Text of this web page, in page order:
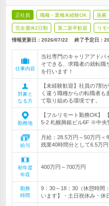
正社員 職種・業種未経験OK 急募
完全週休2日制 第二新卒歓迎 リモ
情報更新日：2026/07/22 終了予定日：
仕事内容
当社専門のキャリアアドバ
そできる、求職者の就転職
を行います！
対象と
なる方
【未経験歓迎】社員の7割
く違う職種からの転職者も
て取り組める環境です。
勤務地
【フルリモート勤務OK】
5-2 札幌興銀ビル6F ※中央
給与
月給：28.5万円～50万円＜
残業40時間分として6.5万
初年度
年収
400万円～700万円
勤務
時間
9：30～18：30（休憩時間
います】・土日祝休み・休